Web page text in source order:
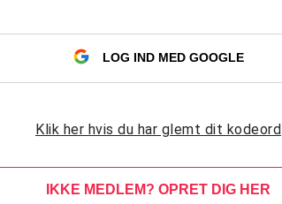
LOG IND MED GOOGLE
Klik her hvis du har glemt dit kodeord
IKKE MEDLEM? OPRET DIG HER